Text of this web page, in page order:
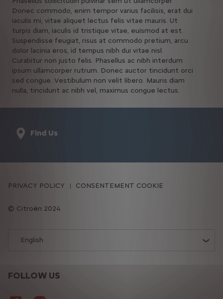
Donec commodo, enim tempor varius facilisis, erat dui
iaculis mi, vitae aliquet lectus felis vitae mauris. Ut
turpis diam, iaculis id tristique vitae, euismod at est.
Suspendisse feugiat, risus at commodo pretium, arcu
dolor lacinia eros, id tempus nibh dui vitae nisl.
Curabitur non justo felis. Phasellus ac nibh interdum
ipsum ullamcorper rutrum. Donec auctor tincidunt orci
sed congue. Vestibulum non velit libero. Mauris diam
nulla, tincidunt ac nibh vel, maximus congue lectus.
Find Us
FOLLOW US
English
Citroën 2024
PRIVACY POLICY CONSENTEMENT COOKIE